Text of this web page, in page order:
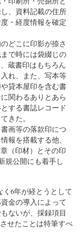
、資料記載の住所
・経度情報を確定
どこに印影が捺さ
で時には袋綴じの
蔵書印はもちろん
れ、また、写本等
貸本屋印を含む書
関わるありとあら
する書誌レコード
きた。
画等の落款印につ
報を搭載する他、
（印材）とその印
規公開にも着手し
6年が経とうとして
金の導入によって
ないが、採録項目
せたことは特筆すべ